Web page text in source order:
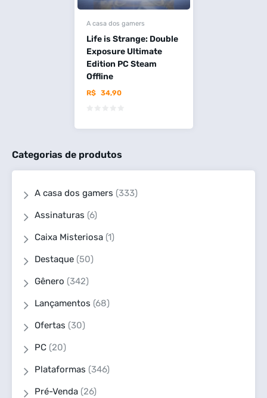
A casa dos gamers
Life is Strange: Double
Exposure Ultimate
Edition PC Steam
Offline
R$ 34,90
Categorias de produtos
A casa dos gamers (333)
Assinaturas (6)
Caixa Misteriosa (1)
Destaque (50)
Gênero (342)
Lançamentos (68)
Ofertas (30)
PC (20)
Plataformas (346)
Pré-Venda (26)